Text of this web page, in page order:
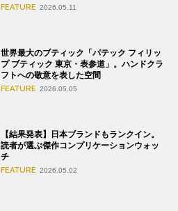
FEATURE 2026.05.11
世界最大のブティック「パテック フィリッ
プ ブティック 東京・表参道」。ハンドクラ
フトへの敬意を表した空間
FEATURE 2026.05.05
【結果発表】日本ブランドもランクイン。
読者が選ぶ傑作コンプリケーションウォッ
チ
FEATURE 2026.05.02